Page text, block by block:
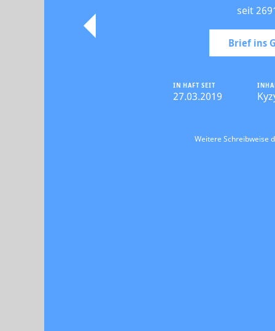
seit
Brief ins
IN HAFT SEIT
27.03.2019
Weitere Schreibweise